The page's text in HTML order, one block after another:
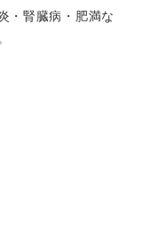
・腎臓病・肥満な